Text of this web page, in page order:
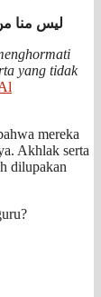
ليس منا
yang tidak
mereka
Akhlak serta
dilupakan